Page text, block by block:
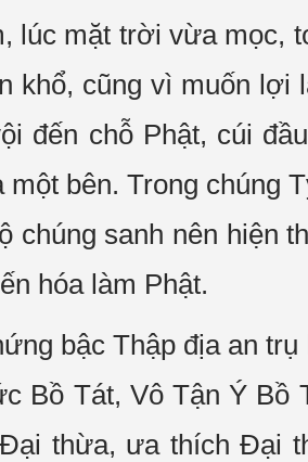
lúc mặt trời vừa mọc,
khổ, cũng vì muốn lợi
đến chỗ Phật, cúi
bên. Trong chúng
chúng sanh nên hiện
hóa làm Phật.
bậc Thập địa an
Bồ Tát, Vô Tận Ý
thừa, ưa thích Đại